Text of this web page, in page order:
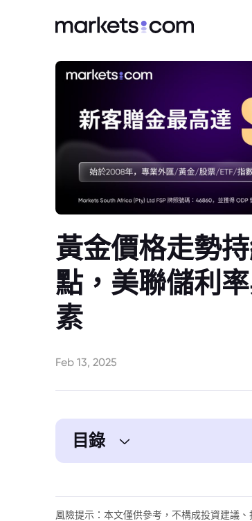
黃金價格走勢
點，美聯儲利
素
Feb 13, 2025
目錄
風險提示：本文僅供參考，不構成投資建議